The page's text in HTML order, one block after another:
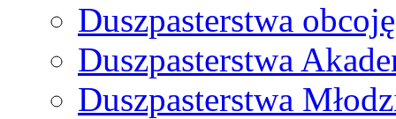
Duszpasterstwa
Duszpasterstwa
Duszpasterstwa